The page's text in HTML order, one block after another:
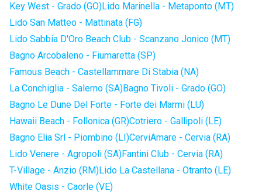
Key West - Grado (GO)Lido Marinella - Metaponto (MT)
Lido San Matteo - Mattinata (FG)
Lido Sabbia D'Oro Beach Club - Scanzano Jonico (MT)
Bagno Arcobaleno - Fiumaretta (SP)
Famous Beach - Castellammare Di Stabia (NA)
La Conchiglia - Salerno (SA)Bagno Tivoli - Grado (GO)
Bagno Le Dune Del Forte - Forte dei Marmi (LU)
Hawaii Beach - Follonica (GR)Cotriero - Gallipoli (LE)
Bagno Elia Srl - Piombino (LI)CerviAmare - Cervia (RA)
Lido Venere - Agropoli (SA)Fantini Club - Cervia (RA)
T-Village - Anzio (RM)Lido La Castellana - Otranto (LE)
White Oasis - Caorle (VE)